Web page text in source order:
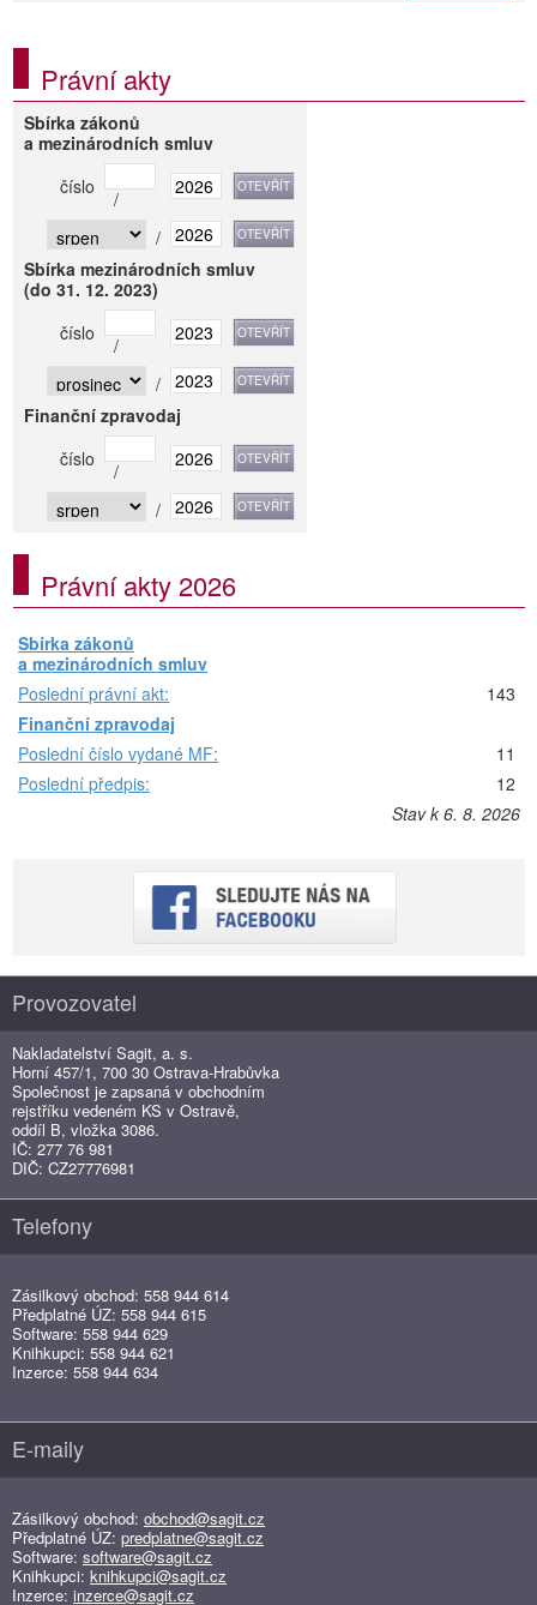
Právní akty
Sbírka zákonů
a mezinárodních smluv
číslo
/
/
Sbírka mezinárodních smluv
(do 31. 12. 2023)
číslo
/
/
Finanční zpravodaj
číslo
/
/
Právní akty 2026
Sbírka zákonů
a mezinárodních smluv
Poslední právní akt:
143
Finanční zpravodaj
Poslední číslo vydané MF:
11
Poslední předpis:
12
Stav k 6. 8. 2026
Provozovatel
Nakladatelství Sagit, a. s.
Horní 457/1, 700 30 Ostrava-Hrabůvka
Společnost je zapsaná v obchodním
rejstříku vedeném KS v Ostravě,
oddíl B, vložka 3086.
IČ: 277 76 981
DIČ: CZ27776981
Telefony
Zásilkový obchod: 558 944 614
Předplatné ÚZ: 558 944 615
Software: 558 944 629
Knihkupci: 558 944 621
Inzerce: 558 944 634
E-maily
Zásilkový obchod: obchod@sagit.cz
Předplatné ÚZ: predplatne@sagit.cz
Software: software@sagit.cz
Knihkupci: knihkupci@sagit.cz
Inzerce: inzerce@sagit.cz